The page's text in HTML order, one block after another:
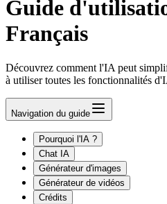
Guide
Français
Découvrez comment l'IA peut
à utiliser toutes les fonctionnalités
Navigation du guide
Pourquoi l'IA ?
Chat IA
Générateur d'images
Générateur de vidéos
Crédits